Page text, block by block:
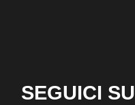
SEGUICI SU